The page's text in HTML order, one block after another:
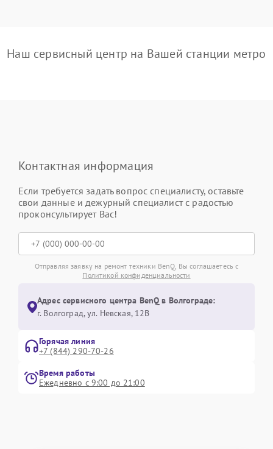
Наш сервисный центр на Вашей станции метро
Контактная информация
Если требуется задать вопрос специалисту, оставьте
свои данные и дежурный специалист с радостью
проконсультирует Вас!
Отправляя заявку на ремонт техники BenQ, Вы соглашаетесь с
Политикой конфиденциальности
Адрес сервисного центра BenQ в Волгограде:
г. Волгоград, ул. Невская, 12В
Горячая линия
+7 (844) 290-70-26
Время работы
Ежедневно с 9:00 до 21:00